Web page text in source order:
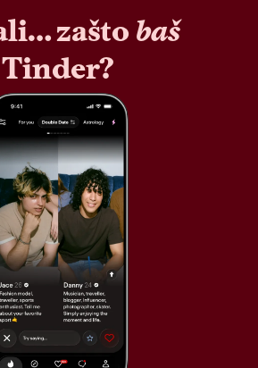
zašto baš
Tinder?